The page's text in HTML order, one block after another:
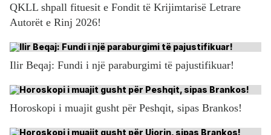
QKLL shpall fituesit e Fondit të Krijimtarisë Letrare
Autorët e Rinj 2026!
Ilir Beqaj: Fundi i një paraburgimi të pajustifikuar!
Horoskopi i muajit gusht për Peshqit, sipas Brankos!